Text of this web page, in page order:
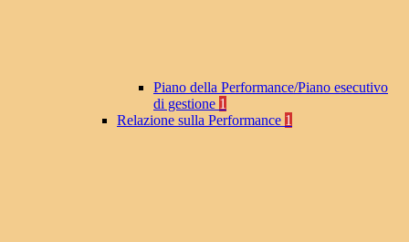
Piano della Performance/Piano esecutivo
di gestione 1
Relazione sulla Performance 1